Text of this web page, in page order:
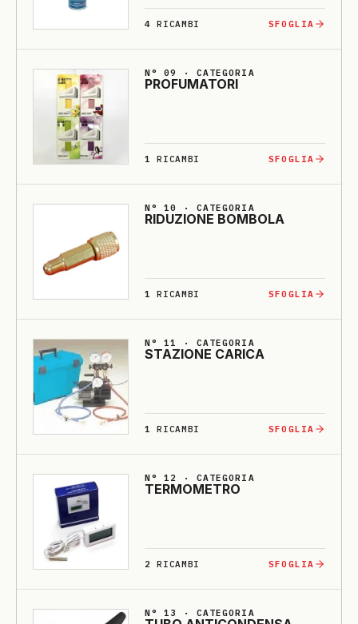
4 RICAMBI SFOGLIA
N° 09 · CATEGORIA
PRO­FU­MA­TO­RI
1 RICAMBI SFOGLIA
N° 10 · CATEGORIA
RI­DU­ZIO­NE BOMBO­LA
1 RICAMBI SFOGLIA
N° 11 · CATEGORIA
STA­ZIO­NE CA­RI­CA
1 RICAMBI SFOGLIA
N° 12 · CATEGORIA
TERMO­ME­TRO
2 RICAMBI SFOGLIA
N° 13 · CATEGORIA